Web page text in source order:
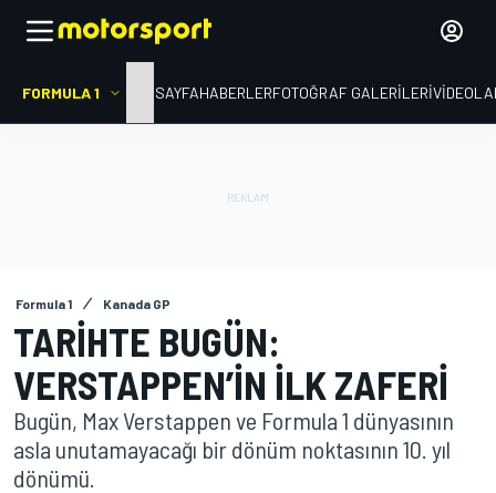
FORMULA 1 ANA SAYFAHABERLERFOTOĞRAF GALERILERI
Formula 1 Kanada GP
TARIHTE BUGÜN:
VERSTAPPEN’IN ILK ZAFERI
Bugün, Max Verstappen ve Formula 1 dünyasının
asla unutamayacağı bir dönüm noktasının 10. yıl
dönümü.